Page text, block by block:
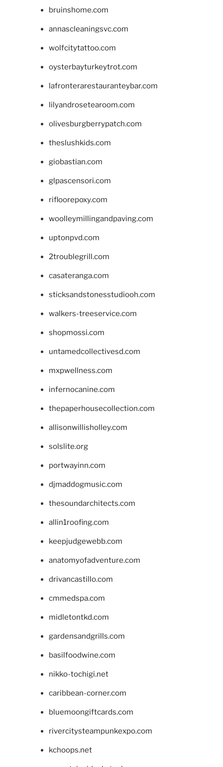
bruinshome.com
annascleaningsvc.com
wolfcitytattoo.com
oysterbayturkeytrot.com
lafronterarestauranteybar.com
lilyandrosetearoom.com
olivesburgberrypatch.com
theslushkids.com
giobastian.com
glpascensori.com
rifloorepoxy.com
woolleymillingandpaving.com
uptonpvd.com
2troublegrill.com
casateranga.com
sticksandstonesstudiooh.com
walkers-treeservice.com
shopmossi.com
untamedcollectivesd.com
mxpwellness.com
infernocanine.com
thepaperhousecollection.com
allisonwillisholley.com
solslite.org
portwayinn.com
djmaddogmusic.com
thesoundarchitects.com
allin1roofing.com
keepjudgewebb.com
anatomyofadventure.com
drivancastillo.com
cmmedspa.com
midletontkd.com
gardensandgrills.com
basilfoodwine.com
nikko-tochigi.net
caribbean-corner.com
bluemoongiftcards.com
rivercitysteampunkexpo.com
kchoops.net